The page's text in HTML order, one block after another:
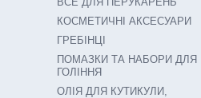
КОСМЕТИЧНІ АКСЕСУАРИ
ГРЕБІНЦІ
ПОМАЗКИ ТА НАБОРИ ДЛЯ
ГОЛІННЯ
ОЛІЯ ДЛЯ КУТИКУЛИ,